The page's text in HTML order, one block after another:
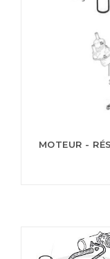
MOTEUR -